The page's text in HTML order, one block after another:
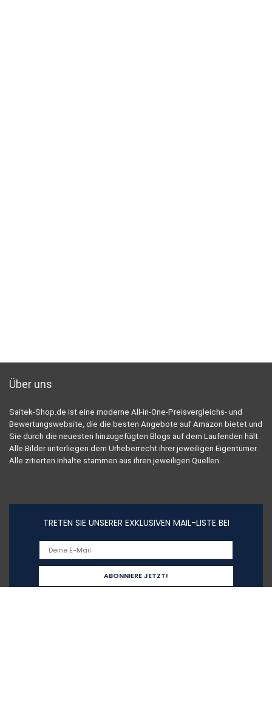
Über uns
Saitek-Shop.de ist eine moderne All-in-One-Preisvergleichs- und
Bewertungswebsite, die die besten Angebote auf Amazon bietet und
Sie durch die neuesten hinzugefügten Blogs auf dem Laufenden hält.
Alle Bilder unterliegen dem Urheberrecht ihrer jeweiligen Eigentümer.
Alle zitierten Inhalte stammen aus ihren jeweiligen Quellen.
TRETEN SIE UNSERER EXKLUSIVEN MAIL-LISTE BEI